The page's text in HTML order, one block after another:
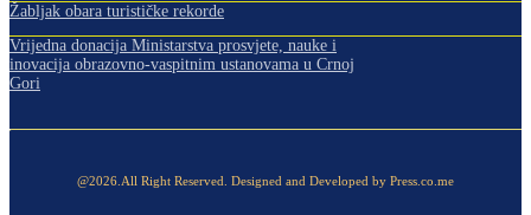
Žabljak obara turističke rekorde
Vrijedna donacija Ministarstva prosvjete, nauke i
inovacija obrazovno-vaspitnim ustanovama u Crnoj
Gori
@2026.All Right Reserved. Designed and Developed by Press.co.me